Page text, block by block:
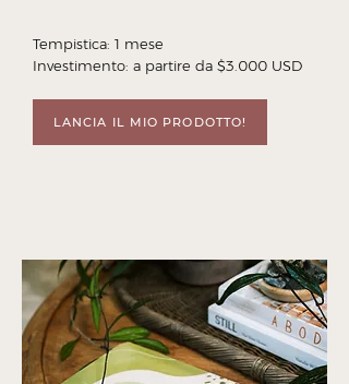
Tempistica: 1 mese
Investimento: a partire da $3.000 USD
LANCIA IL MIO PRODOTTO!